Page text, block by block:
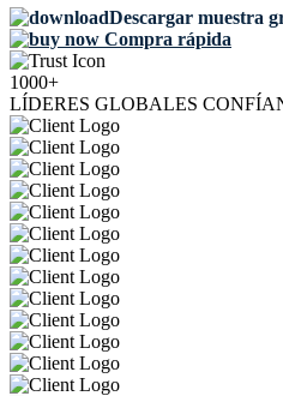
Descargar muestra
Compra rápida
1000+
LÍDERES GLOBALES